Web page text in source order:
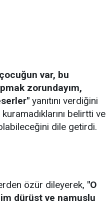
var, bu
zorundayım,
yanıtını verdiğini
belirtti ve
dile getirdi.
özür dileyerek, "O
dürüst ve namuslu